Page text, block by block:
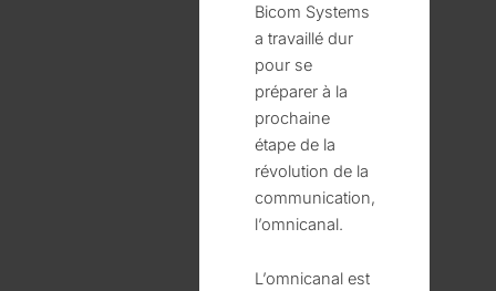
Bicom Systems
a travaillé dur
pour se
préparer à la
prochaine
étape de la
révolution de la
communication,
l’omnicanal.
L’omnicanal est